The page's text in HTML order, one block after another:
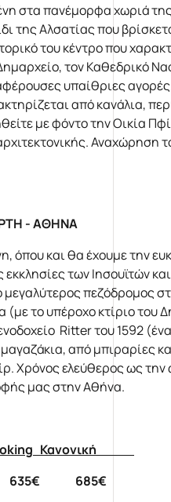
στα πανέμορφα χωριά
της Αλσατίας που
του κέντρο που
τον Καθεδρικό
υπαίθριες
από κανάλια,
με φόντο την Οικία
- ΑΘΗΝΑ
όπου και θα έχουμε την
των Ιησουϊτών
μεγαλύτερος πεζόδρομος
(με το υπέροχο κτίριο του
Ritter του 1592
από μπιραρίες
Χρόνος ελεύθερος ως
μας στην Αθήνα.
Κανονική
635€ 685€